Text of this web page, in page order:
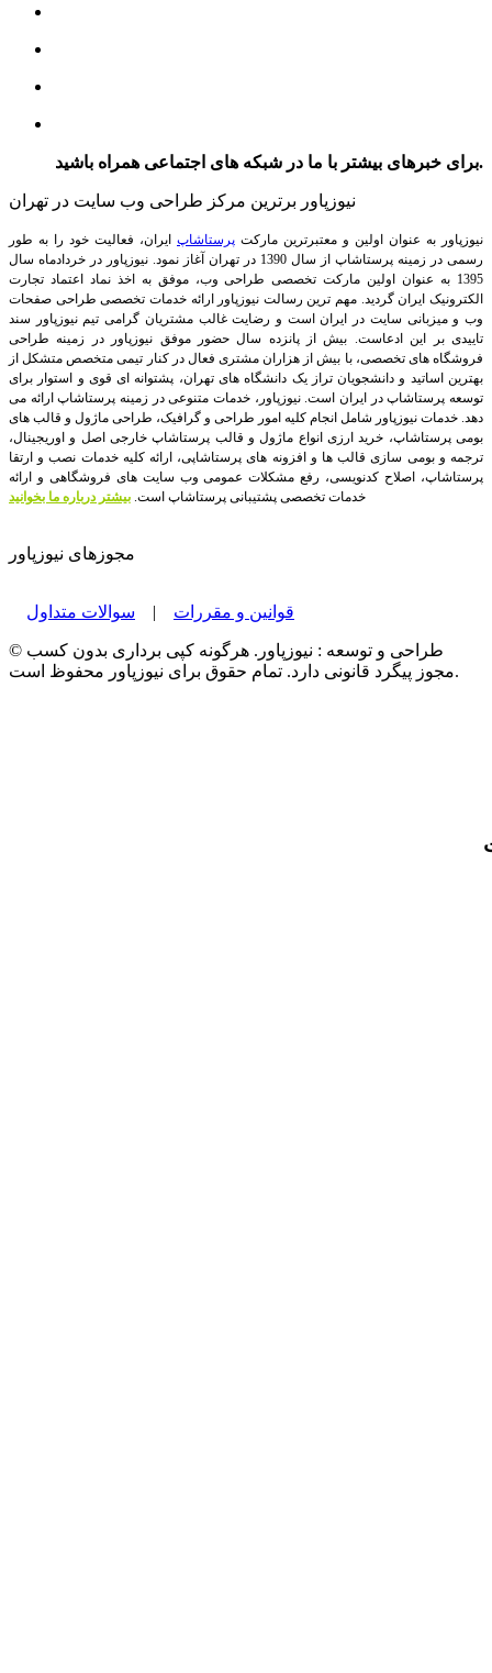
برای خبرهای بیشتر با ما در شبکه های اجتماعی همراه باشید.
نیوزپاور برترین مرکز طراحی وب سایت در تهران
نیوزپاور به عنوان اولین و معتبرترین مارکت پرستاشاپ ایران، فعالیت خود را به طور
رسمی در زمینه پرستاشاپ از سال 1390 در تهران آغاز نمود. نیوزپاور در خردادماه سال
1395 به عنوان اولین مارکت تخصصی طراحی وب، موفق به اخذ نماد اعتماد تجارت
الکترونیک ایران گردید. مهم ترین رسالت نیوزپاور ارائه خدمات تخصصی طراحی صفحات
وب و میزبانی سایت در ایران است و رضایت غالب مشتریان گرامی تیم نیوزپاور سند
تاییدی بر این ادعاست. بیش از پانزده سال حضور موفق نیوزپاور در زمینه طراحی
فروشگاه های تخصصی، با بیش از هزاران مشتری فعال در کنار تیمی متخصص متشکل از
بهترین اساتید و دانشجویان تراز یک دانشگاه های تهران، پشتوانه ای قوی و استوار برای
توسعه پرستاشاپ در ایران است.نیوزپاور، خدمات متنوعی در زمینه پرستاشاپ ارائه می
دهد. خدمات نیوزپاور شامل انجام کلیه امور طراحی و گرافیک، طراحی ماژول و قالب های
بومی پرستاشاپ، خرید ارزی انواع ماژول و قالب پرستاشاپ خارجی اصل و اوریجینال،
ترجمه و بومی سازی قالب ها و افزونه های پرستاشاپی، ارائه کلیه خدمات نصب و ارتقا
پرستاشاپ، اصلاح کدنویسی، رفع مشکلات عمومی وب سایت های فروشگاهی و ارائه
خدمات تخصصی پشتیبانی پرستاشاپ است. بیشتر درباره ما بخوانید
مجوزهای نیوزپاور
قوانین و مقررات | سوالات متداول
© طراحی و توسعه : نیوزپاور. هرگونه کپی برداری بدون کسب
مجوز پیگرد قانونی دارد. تمام حقوق برای نیوزپاور محفوظ است.